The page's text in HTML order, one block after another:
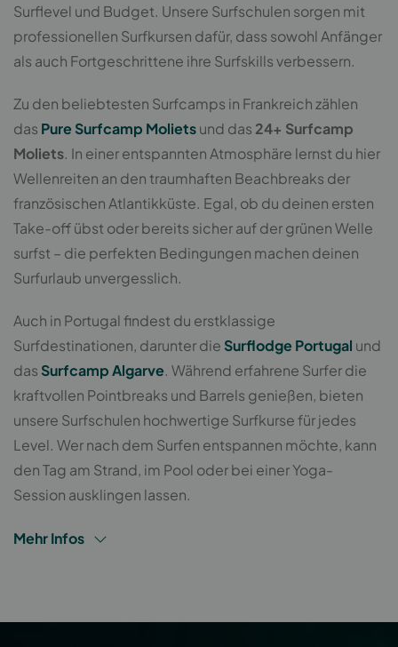
Surflevel und Budget. Unsere Surfschulen sorgen mit
professionellen Surfkursen dafür, dass sowohl Anfänger
als auch Fortgeschrittene ihre Surfskills verbessern.
Zu den beliebtesten Surfcamps in Frankreich zählen
das Pure Surfcamp Molietsund das 24+ Surfcamp
Moliets. In einer entspannten Atmosphäre lernst du hier
Wellenreiten an den traumhaften Beachbreaks der
französischen Atlantikküste. Egal, ob du deinen ersten
Take-off übst oder bereits sicher auf der grünen Welle
surfst – die perfekten Bedingungen machen deinen
Surfurlaub unvergesslich.
Auch in Portugal findest du erstklassige
Surfdestinationen, darunter die Surflodge Portugal und
das Surfcamp Algarve. Während erfahrene Surfer die
kraftvollen Pointbreaks und Barrels genießen, bieten
unsere Surfschulen hochwertige Surfkurse für jedes
Level. Wer nach dem Surfen entspannen möchte, kann
den Tag am Strand, im Pool oder bei einer Yoga-
Session ausklingen lassen.
Mehr Infos